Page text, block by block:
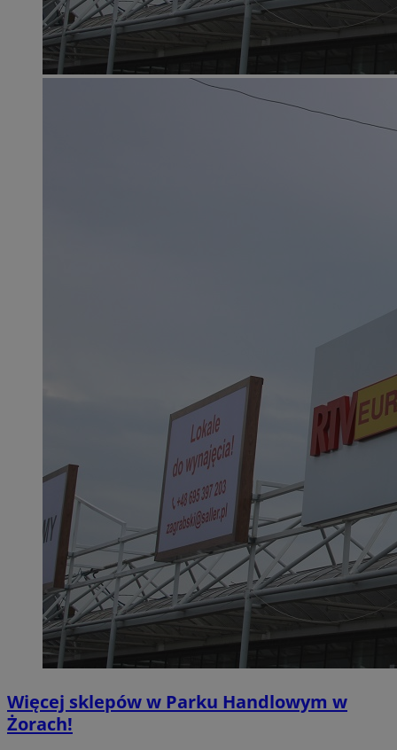
Więcej sklepów w Parku Handlowym w
Żorach!